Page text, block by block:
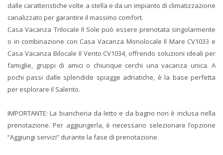
dalle caratteristiche volte a stella e da un impianto di climatizzazione
canalizzato per garantire il massimo comfort.
Casa Vacanza Trilocale Il Sole può essere prenotata singolarmente
o in combinazione con Casa Vacanza Monolocale Il Mare CV1033 e
Casa Vacanza Bilocale Il Vento CV1034, offrendo soluzioni ideali per
famiglie, gruppi di amici o chiunque cerchi una vacanza unica. A
pochi passi dalle splendide spiagge adriatiche, è la base perfetta
per esplorare il Salento.
IMPORTANTE: La biancheria da letto e da bagno non è inclusa nella
prenotazione. Per aggiungerla, è necessario selezionare l’opzione
“Aggiungi servizi” durante la fase di prenotazione.